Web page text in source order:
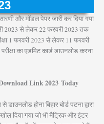
सारणी और मॉडल पेपर जारी कर दिया गया
2023 से लेकर 22 फरवरी 2023 तक
1 फरवरी 2023 से लेकर 11 फरवरी
का एडमिट कार्ड डाउनलोड करना
Link 2023 Today
होना बिहार बोर्ड पटना द्वारा
दिया गया जो भी मैट्रिक और इंटर